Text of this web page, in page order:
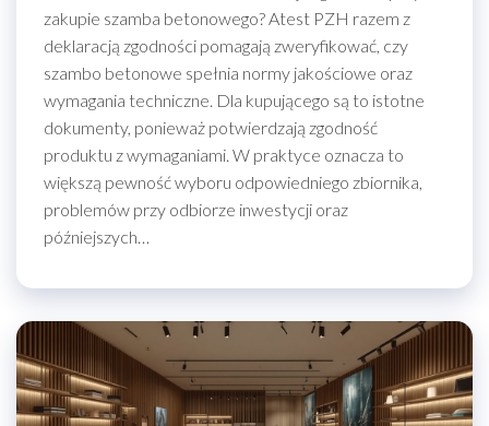
zakupie szamba betonowego? Atest PZH razem z
deklaracją zgodności pomagają zweryfikować, czy
szambo betonowe spełnia normy jakościowe oraz
wymagania techniczne. Dla kupującego są to istotne
dokumenty, ponieważ potwierdzają zgodność
produktu z wymaganiami. W praktyce oznacza to
większą pewność wyboru odpowiedniego zbiornika,
problemów przy odbiorze inwestycji oraz
późniejszych…